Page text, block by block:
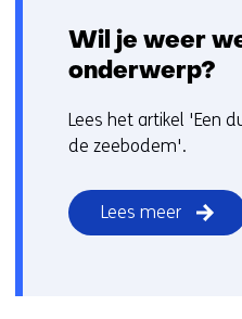
n
s
e
r
(
v
Wil je weer
onderwerp?
Lees het artikel 'Een
de zeebodem'.
Lees meer